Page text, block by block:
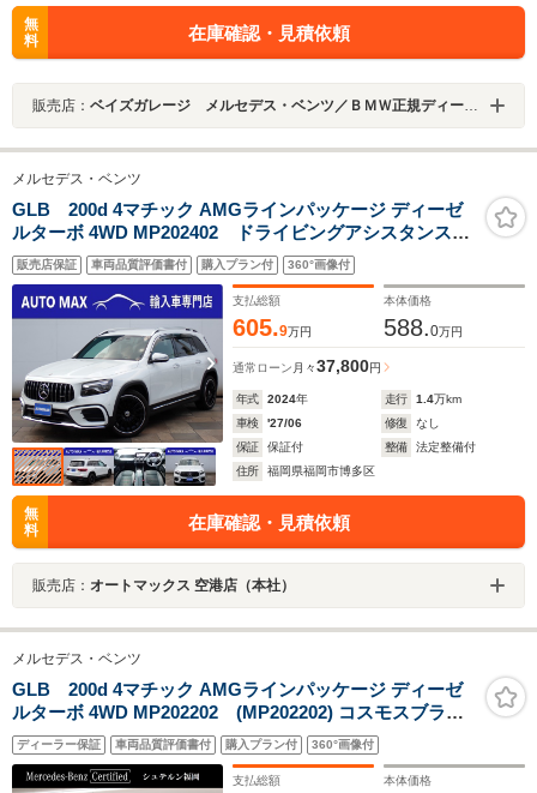
無
料
在庫確認・見積依頼
販売店： ベイズガレージ メルセデス・ベンツ／ＢＭＷ正規ディーラー車専門店
メルセデス・ベンツ
GLB 200d 4マチック AMGラインパッケージ ディーゼ
ルターボ 4WD MP202402 ドライビングアシスタンス
PKG・パナメリカーナグリル・後期モデル・1オーナー・
禁煙車
販売店保証 車両品質評価書付 購入プラン付 360°画像付
支払総額
605.9万円
本体価格
588.0万円
通常ローン 月々37,800円
年式 2024年 走行 1.4万km
車検
'27/06 修復
なし
保証
保証付 整備
法定整備付
住所
福岡県福岡市博多区
無
料
在庫確認・見積依頼
販売店： オートマックス 空港店（本社）
メルセデス・ベンツ
GLB 200d 4マチック AMGラインパッケージ ディーゼ
ルターボ 4WD MP202202 (MP202202) コスモスブラッ
ク(メタリック) AMGライン アドバンスドパッケージ
ディーラー保証 車両品質評価書付 購入プラン付 360°画像付
支払総額 本体価格